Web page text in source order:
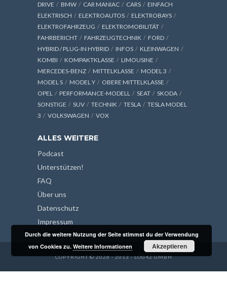
DRIVE
BMW CAR MANIAC CARS
EINFACH
ELEKTRISCH
ELEKTROAUTOS
ELEKTROBAYS
ELEKTROFAHRZEUG
ELEKTROMOBILITÄT
FAHRBERICHT
FAHRZEUGTECHNIK
FORD
HYBRID / PLUG-IN HYBRID
INFOS
KLEINWAGEN
KOMBI
KOMPAKTKLASSE
LIMOUSINE
MERCEDES-BENZ
MITTELKLASSE
MODEL 3
MODEL S
MODEL Y
OBERE MITTELKLASSE
OPEL
PERFORMANCE-MODELL SEAT
SKODA
SONSTIGE
SUV TECHNIK TESLA
TESLA MODEL
3
VOLKSWAGEN VOX
ALLES WEITERE
Podcast
Unterstützen!
FAQ
Über uns
Datenschutz
Impressum
COPYRIGHT © 2026 - 2013 - LOG42 GMBH
Durch die weitere Nutzung der Seite stimmst du der Verwendung
von Cookies zu.Weitere Informationen Akzeptieren